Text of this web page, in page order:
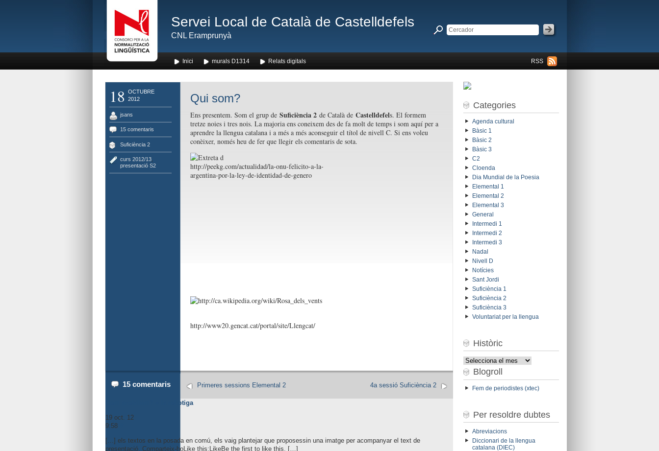
Servei Local de Català de Castelldefels
CNL Eramprunyà
RSS
Inici murals D1314 Relats digitals
18
OCTUBRE
2012
jsans
15 comentaris
Suficiència 2
curs 2012/13,
presentació S2
Qui som?
Ens presentem. Som el grup de Suficiència 2de Català de Castelldefels. El formem
tretze noies i tres nois. La majoria ens coneixem des de fa molt de temps i som aquí per a
aprendre la llengua catalana i a més a més aconseguir el títol de nivell C. Si ens voleu
conèixer, només heu de fer que llegir els comentaris de sota.
http://peekg.com/actualidad/la-onu-felicito-a-la-
argentina-por-la-ley-de-identidad-de-genero
http://www20.gencat.cat/portal/site/Llengcat/
15 comentaris 4a sessió Suficiència 2
Primeres sessions Elemental 2
Com prohibim? « la rebotiga
19 oct. 12
9:58
[…] els textos en la posada en comú, els vaig plantejar que proposessin una imatge per acompanyar el text de
presentació. Comparteix-hoLike this:LikeBe the first to like this. […]
Categories
Agenda cultural
Bàsic 1
Bàsic 2
Bàsic 3
C2
Cloenda
Dia Mundial de la Poesia
Elemental 1
Elemental 2
Elemental 3
General
Intermedi 1
Intermedi 2
Intermedi 3
Nadal
Nivell D
Notícies
Sant Jordi
Suficiència 1
Suficiència 2
Suficiència 3
Voluntariat per la llengua
Històric
Històric
Blogroll
Fem de periodistes (xtec)
Per resoldre dubtes
Abreviacions
Diccionari de la llengua
catalana (DIEC)